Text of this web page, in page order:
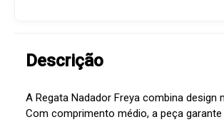
Descrição
A Regata Nadador Freya combina
Com comprimento médio, a peça